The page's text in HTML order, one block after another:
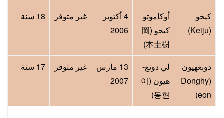
كيجو
(Keiju)
أوكاموتو
كيجو (岡
本圭樹)
4 أكتوبر
2006
غير متوفر 18 سنة
دونغهيون
(Donghy
eon)
لي دونغ-
هيون (이
동현)
13 مارس
2007
غير متوفر 17 سنة